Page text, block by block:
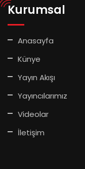
Kurumsal
Anasayfa
Künye
Yayın Akışı
Yayıncılarımız
Videolar
İletişim